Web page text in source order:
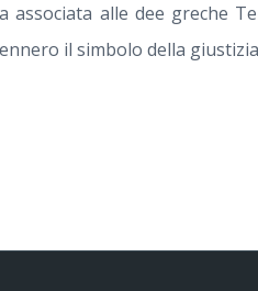
associata alle dee greche
il simbolo della